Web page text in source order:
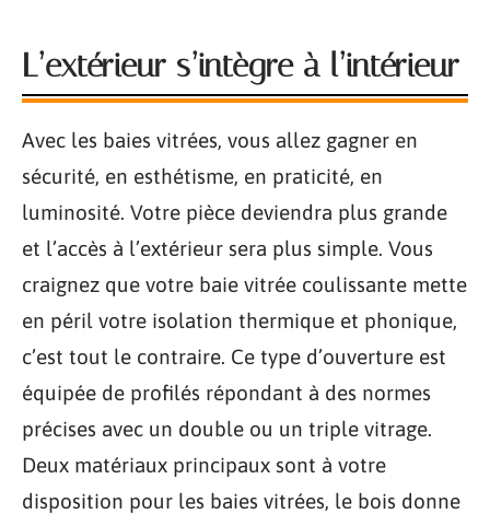
L’extérieur s’intègre à l’intérieur
Avec les baies vitrées, vous allez gagner en
sécurité, en esthétisme, en praticité, en
luminosité. Votre pièce deviendra plus grande
et l’accès à l’extérieur sera plus simple. Vous
craignez que votre baie vitrée coulissante mette
en péril votre isolation thermique et phonique,
c’est tout le contraire. Ce type d’ouverture est
équipée de profilés répondant à des normes
précises avec un double ou un triple vitrage.
Deux matériaux principaux sont à votre
disposition pour les baies vitrées, le bois donne